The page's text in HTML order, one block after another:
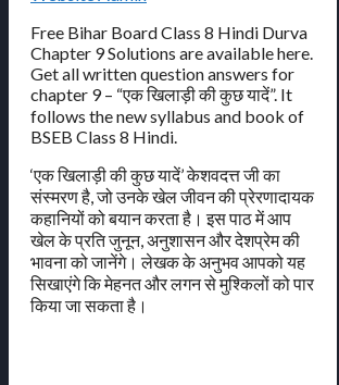
Free Bihar Board Class 8 Hindi Durva
Chapter 9 Solutions are available here.
Get all written question answers for
chapter 9 – “एक खिलाड़ी की कुछ यादें”. It
follows the new syllabus and book of
BSEB Class 8 Hindi.
‘एक खिलाड़ी की कुछ यादें’ केशवदत्त जी का
संस्मरण है, जो उनके खेल जीवन की प्रेरणादायक
कहानियों को बयान करता है। इस पाठ में आप
खेल के प्रति जुनून, अनुशासन और देशप्रेम की
भावना को जानेंगे। लेखक के अनुभव आपको यह
सिखाएंगे कि मेहनत और लगन से मुश्किलों को पार
किया जा सकता है।